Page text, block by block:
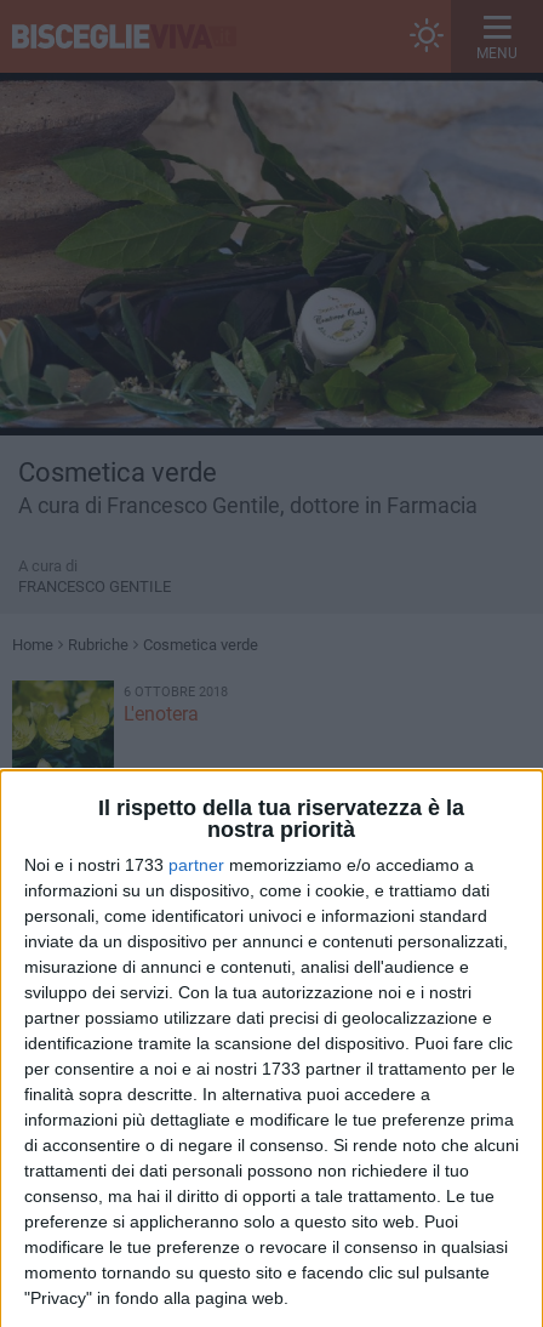
Il rispetto della tua riservatezza è la
nostra priorità
Noi e i nostri 1733 partner memorizziamo e/o accediamo a
informazioni su un dispositivo, come i cookie, e trattiamo dati
personali, come identificatori univoci e informazioni standard
inviate da un dispositivo per annunci e contenuti personalizzati,
misurazione di annunci e contenuti, analisi dell'audience e
sviluppo dei servizi. Con la tua autorizzazione noi e i nostri
partner possiamo utilizzare dati precisi di geolocalizzazione e
identificazione tramite la scansione del dispositivo. Puoi fare clic
per consentire a noi e ai nostri 1733 partner il trattamento per le
finalità sopra descritte. In alternativa puoi accedere a
informazioni più dettagliate e modificare le tue preferenze prima
di acconsentire o di negare il consenso. Si rende noto che alcuni
trattamenti dei dati personali possono non richiedere il tuo
consenso, ma hai il diritto di opporti a tale trattamento. Le tue
preferenze si applicheranno solo a questo sito web. Puoi
modificare le tue preferenze o revocare il consenso in qualsiasi
momento tornando su questo sito e facendo clic sul pulsante
"Privacy" in fondo alla pagina web.
MENU
Cosmetica verde
A cura di Francesco Gentile, dottore in Farmacia
A cura di
FRANCESCO GENTILE
Home Rubriche Cosmetica verde
6 OTTOBRE 2018
L'enotera
2 OTTOBRE 2018
Il lillà
26 SETTEMBRE 2018
La manuka
Lo yuzu
22 SETTEMBRE 2018
L'acmella
18 SETTEMBRE 2018
La moringa